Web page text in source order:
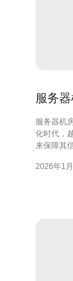
服务
服务器机房
化时代，
来保障其
务器租赁
2026年1